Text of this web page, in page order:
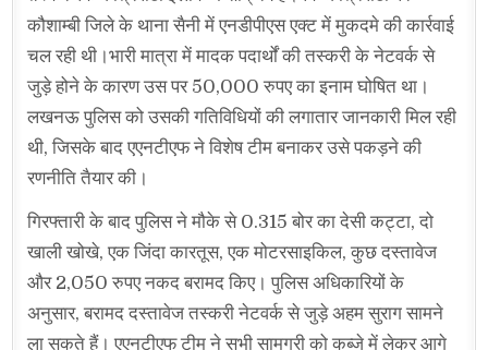
कौशाम्बी जिले के थाना सैनी में एनडीपीएस एक्ट में मुकदमे की कार्रवाई
चल रही थी।भारी मात्रा में मादक पदार्थों की तस्करी के नेटवर्क से
जुड़े होने के कारण उस पर 50,000 रुपए का इनाम घोषित था।
लखनऊ पुलिस को उसकी गतिविधियों की लगातार जानकारी मिल रही
थी, जिसके बाद एएनटीएफ ने विशेष टीम बनाकर उसे पकड़ने की
रणनीति तैयार की।
गिरफ्तारी के बाद पुलिस ने मौके से 0.315 बोर का देसी कट्टा, दो
खाली खोखे, एक जिंदा कारतूस, एक मोटरसाइकिल, कुछ दस्तावेज
और 2,050 रुपए नकद बरामद किए। पुलिस अधिकारियों के
अनुसार, बरामद दस्तावेज तस्करी नेटवर्क से जुड़े अहम सुराग सामने
ला सकते हैं। एएनटीएफ टीम ने सभी सामग्री को कब्जे में लेकर आगे